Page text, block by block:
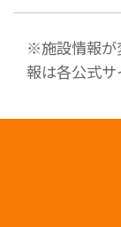
※施設情報が
報は各公式サ